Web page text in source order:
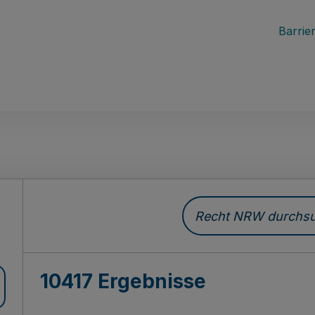
Recht NRW
10417 Ergebnisse